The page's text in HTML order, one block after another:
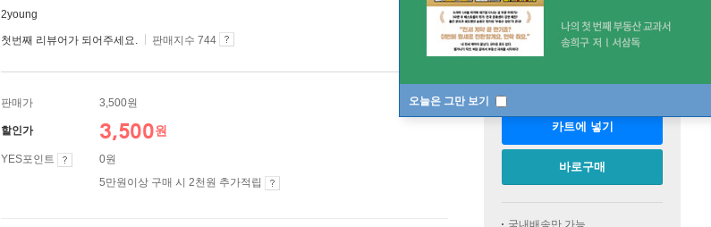
오늘은 그만 보기
2young
첫번째 리뷰어가 되어주세요. 판매지수 744
판매가 3,500원
할인가 3,500원
YES포인트
0원
5만원이상 구매 시 2천원 추가적립
판매중
카트에 넣기
바로구매
국내배송만 가능